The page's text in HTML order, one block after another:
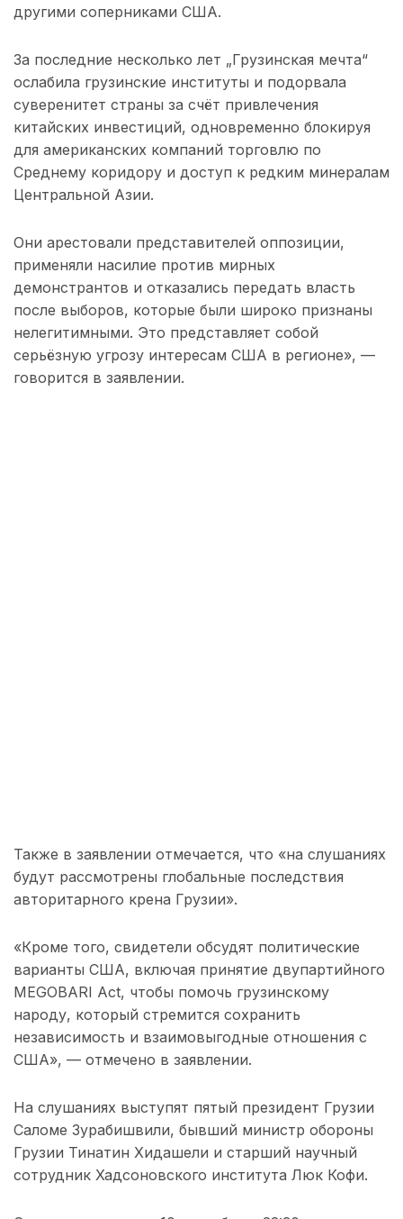
другими соперниками США.
За последние несколько лет „Грузинская мечта“
ослабила грузинские институты и подорвала
суверенитет страны за счёт привлечения
китайских инвестиций, одновременно блокируя
для американских компаний торговлю по
Среднему коридору и доступ к редким минералам
Центральной Азии.
Они арестовали представителей оппозиции,
применяли насилие против мирных
демонстрантов и отказались передать власть
после выборов, которые были широко признаны
нелегитимными. Это представляет собой
серьёзную угрозу интересам США в регионе», —
говорится в заявлении.
Также в заявлении отмечается, что «на слушаниях
будут рассмотрены глобальные последствия
авторитарного крена Грузии».
«Кроме того, свидетели обсудят политические
варианты США, включая принятие двупартийного
MEGOBARI Act, чтобы помочь грузинскому
народу, который стремится сохранить
независимость и взаимовыгодные отношения с
США», — отмечено в заявлении.
На слушаниях выступят пятый президент Грузии
Саломе Зурабишвили, бывший министр обороны
Грузии Тинатин Хидашели и старший научный
сотрудник Хадсоновского института Люк Кофи.